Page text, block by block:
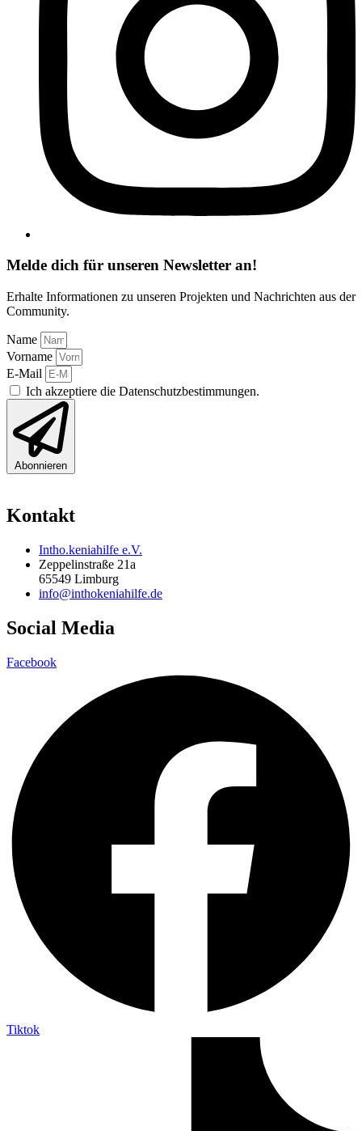
Melde dich für unseren Newsletter an!
Erhalte Informationen zu unseren Projekten und Nachrichten aus der
Community.
Name
Vorname
E-Mail
Ich akzeptiere die Datenschutzbestimmungen.
Abonnieren
Kontakt
Intho.keniahilfe e.V.
Zeppelinstraße 21a
65549 Limburg
info@inthokeniahilfe.de
Social Media
Facebook
Tiktok